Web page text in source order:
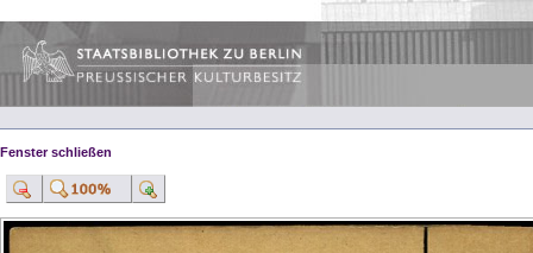
Fenster schließen